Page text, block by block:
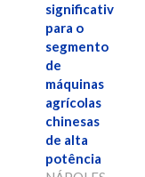
significativo
para o
segmento
de
máquinas
agrícolas
chinesas
de alta
potência